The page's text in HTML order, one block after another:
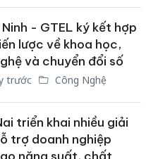
- GTEL ký kết hợp
lược về khoa học,
và chuyển đổi số
trước Công Nghệ
triển khai nhiều giải
trợ doanh nghiệp